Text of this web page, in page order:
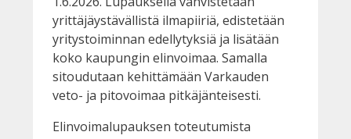
yrittäjäystävällistä ilmapiiriä, edistetään
yritystoiminnan edellytyksiä ja lisätään
koko kaupungin elinvoimaa. Samalla
sitoudutaan kehittämään Varkauden
veto- ja pitovoimaa pitkäjänteisesti.
Elinvoimalupauksen toteutumista